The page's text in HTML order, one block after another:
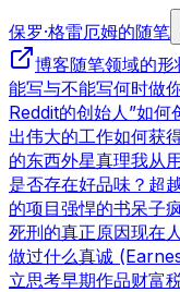
保罗·格雷厄姆的随笔
博客随笔领域的形
能写与不能写何时做
Reddit的创始人”如何
出伟大的工作如何获
的东西外星真理我从
是否存在好品味？ 超
的项目强悍的书呆子
死刑的真正原因现在
做过什么真诚
立思考早期作品财富